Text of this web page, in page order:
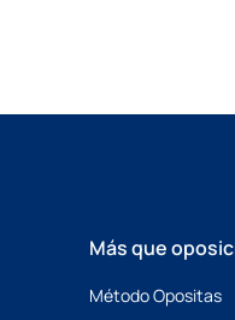
Más que
Método Opositas